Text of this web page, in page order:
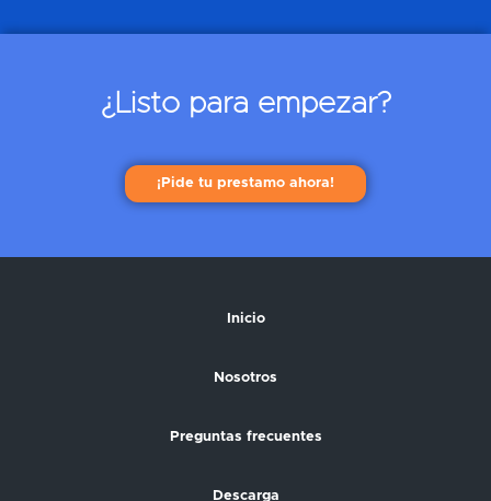
¿Listo para empezar?
¡Pide tu prestamo ahora!
Inicio
Nosotros
Preguntas frecuentes
Descarga